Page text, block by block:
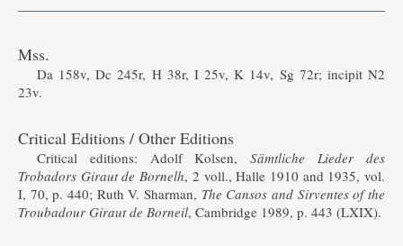
Mss.
Da 158v, Dc 245r, H 38r, I 25v, K 14v, Sg 72r; incipit N2
23v.
Critical Editions / Other Editions
Critical editions: Adolf Kolsen,Sämtliche Lieder des
Trobadors Giraut de Bornelh, 2 voll., Halle 1910 and 1935, vol.
I, 70, p. 440; Ruth V. Sharman, The Cansos and Sirventes of the
Troubadour Giraut de Borneil, Cambridge 1989, p. 443 (LXIX).